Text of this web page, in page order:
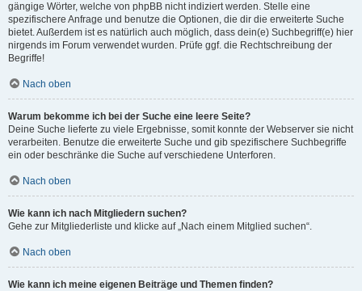
gängige Wörter, welche von phpBB nicht indiziert werden. Stelle eine
spezifischere Anfrage und benutze die Optionen, die dir die erweiterte Suche
bietet. Außerdem ist es natürlich auch möglich, dass dein(e) Suchbegriff(e) hier
nirgends im Forum verwendet wurden. Prüfe ggf. die Rechtschreibung der
Begriffe!
Nach oben
Warum bekomme ich bei der Suche eine leere Seite?
Deine Suche lieferte zu viele Ergebnisse, somit konnte der Webserver sie nicht
verarbeiten. Benutze die erweiterte Suche und gib spezifischere Suchbegriffe
ein oder beschränke die Suche auf verschiedene Unterforen.
Nach oben
Wie kann ich nach Mitgliedern suchen?
Gehe zur Mitgliederliste und klicke auf „Nach einem Mitglied suchen“.
Nach oben
Wie kann ich meine eigenen Beiträge und Themen finden?